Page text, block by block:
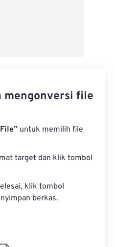
mengonversi file
untuk memilih file
target dan klik tombol
klik tombol
berkas.